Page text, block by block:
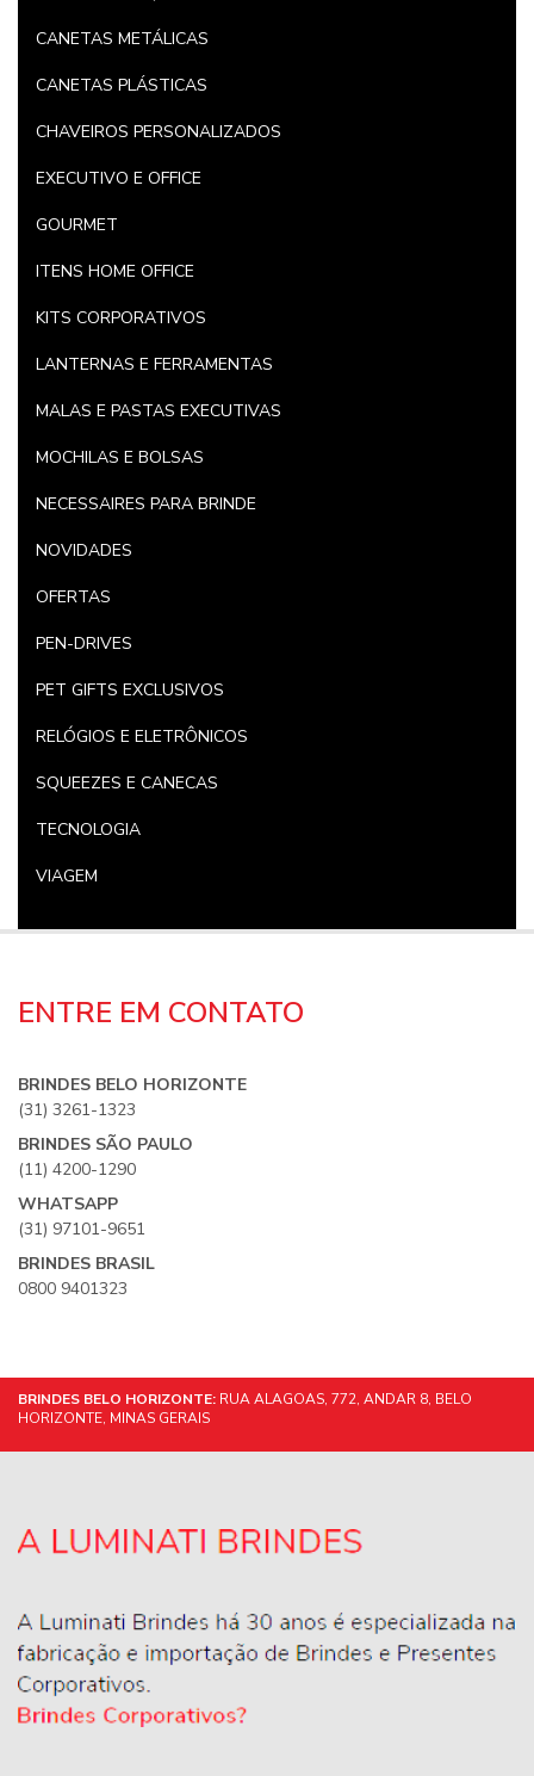
CANETAS METÁLICAS
CANETAS PLÁSTICAS
CHAVEIROS PERSONALIZADOS
EXECUTIVO E OFFICE
GOURMET
ITENS HOME OFFICE
KITS CORPORATIVOS
LANTERNAS E FERRAMENTAS
MALAS E PASTAS EXECUTIVAS
MOCHILAS E BOLSAS
NECESSAIRES PARA BRINDE
NOVIDADES
OFERTAS
PEN-DRIVES
PET GIFTS EXCLUSIVOS
RELÓGIOS E ELETRÔNICOS
SQUEEZES E CANECAS
TECNOLOGIA
VIAGEM
ENTRE EM CONTATO
BRINDES BELO HORIZONTE
(31) 3261-1323
BRINDES SÃO PAULO
(11) 4200-1290
WHATSAPP
(31) 97101-9651
BRINDES BRASIL
0800 9401323
BRINDES BELO HORIZONTE: RUA ALAGOAS, 772, ANDAR 8, BELO
HORIZONTE, MINAS GERAIS